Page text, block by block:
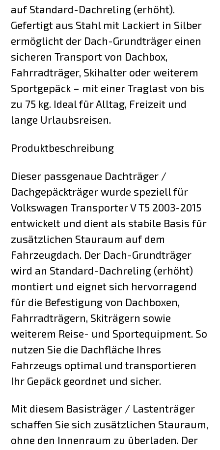
auf Standard-Dachreling (erhöht).
Gefertigt aus Stahl mit Lackiert in Silber
ermöglicht der Dach-Grundträger einen
sicheren Transport von Dachbox,
Fahrradträger, Skihalter oder weiterem
Sportgepäck – mit einer Traglast von bis
zu 75 kg. Ideal für Alltag, Freizeit und
lange Urlaubsreisen.
Produktbeschreibung
Dieser passgenaue Dachträger /
Dachgepäckträger wurde speziell für
Volkswagen Transporter V T5 2003-2015
entwickelt und dient als stabile Basis für
zusätzlichen Stauraum auf dem
Fahrzeugdach. Der Dach-Grundträger
wird an Standard-Dachreling (erhöht)
montiert und eignet sich hervorragend
für die Befestigung von Dachboxen,
Fahrradträgern, Skiträgern sowie
weiterem Reise- und Sportequipment. So
nutzen Sie die Dachfläche Ihres
Fahrzeugs optimal und transportieren
Ihr Gepäck geordnet und sicher.
Mit diesem Basisträger / Lastenträger
schaffen Sie sich zusätzlichen Stauraum,
ohne den Innenraum zu überladen. Der